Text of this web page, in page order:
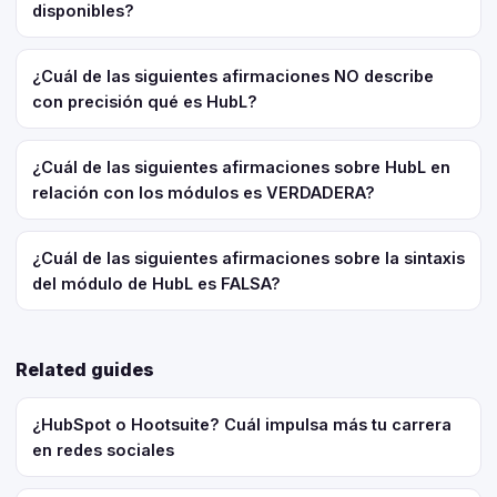
disponibles?
¿Cuál de las siguientes afirmaciones NO describe
con precisión qué es HubL?
¿Cuál de las siguientes afirmaciones sobre HubL en
relación con los módulos es VERDADERA?
¿Cuál de las siguientes afirmaciones sobre la sintaxis
del módulo de HubL es FALSA?
Related guides
¿HubSpot o Hootsuite? Cuál impulsa más tu carrera
en redes sociales